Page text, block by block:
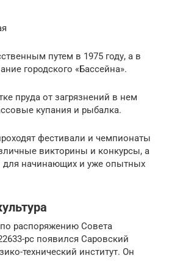
путем в 1975 году, а в
городского «Бассейна».
пруда от загрязнений в нем
купания и рыбалка.
фестивали и чемпионаты
викторины и конкурсы, а
для начинающих и уже опытных
по распоряжению Совета
рс появился Саровский
технический институт. Он